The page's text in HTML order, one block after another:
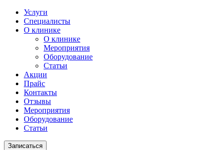
Услуги
Специалисты
О клинике
О клинике
Мероприятия
Оборудование
Статьи
Акции
Прайс
Контакты
Отзывы
Мероприятия
Оборудование
Статьи
Записаться